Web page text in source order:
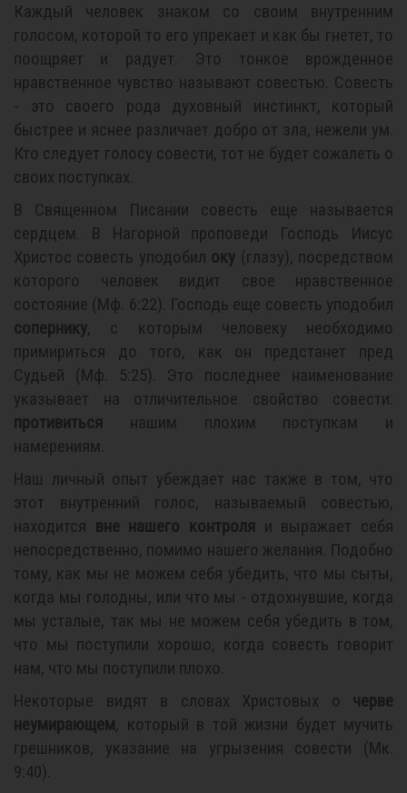
Каждый человек знаком со своим внутренним
голосом, которой то его упрекает и как бы гнетет, то
поощряет и радует. Это тонкое врожденное
нравственное чувство называют совестью. Совесть
- это своего рода духовный инстинкт, который
быстрее и яснее различает добро от зла, нежели ум.
Кто следует голосу совести, тот не будет сожалеть о
своих поступках.
В Священном Писании совесть еще называется
сердцем. В Нагорной проповеди Господь Иисус
Христос совесть уподобил оку (глазу), посредством
которого человек видит свое нравственное
состояние (Мф. 6:22). Господь еще совесть уподобил
сопернику, с которым человеку необходимо
примириться до того, как он предстанет пред
Судьей (Мф. 5:25). Это последнее наименование
указывает на отличительное свойство совести:
противиться нашим плохим поступкам и
намерениям.
Наш личный опыт убеждает нас также в том, что
этот внутренний голос, называемый совестью,
находится вне нашего контроля и выражает себя
непосредственно, помимо нашего желания. Подобно
тому, как мы не можем себя убедить, что мы сыты,
когда мы голодны, или что мы - отдохнувшие, когда
мы усталые, так мы не можем себя убедить в том,
что мы поступили хорошо, когда совесть говорит
нам, что мы поступили плохо.
Некоторые видят в словах Христовых о черве
неумирающем, который в той жизни будет мучить
грешников, указание на угрызения совести (Мк.
9:40).